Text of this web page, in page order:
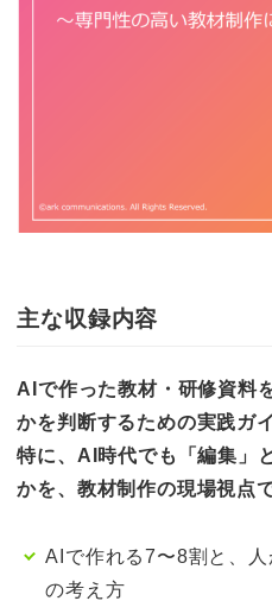
主な収録内容
AIで作った教材・研修資料
かを判断するための実践ガ
特に、AI時代でも「編集」
かを、教材制作の現場視点
AIで作れる7〜8割と、
の考え方